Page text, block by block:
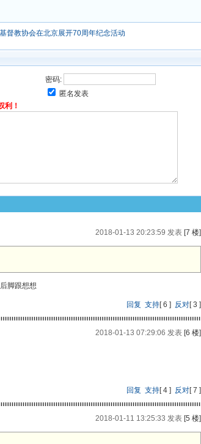
督教协会在北京展开70周年纪念活动
密码:
匿名发表
利！
2018-01-13 20:23:59 发表[7 楼]
脚跟想想
回复 支持[6 ] 反对[3 ]
2018-01-13 07:29:06 发表[6 楼]
回复 支持[4 ] 反对[7 ]
2018-01-11 13:25:33 发表[5 楼]